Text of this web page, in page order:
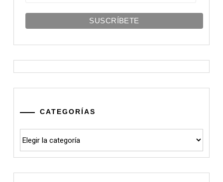
CATEGORÍAS